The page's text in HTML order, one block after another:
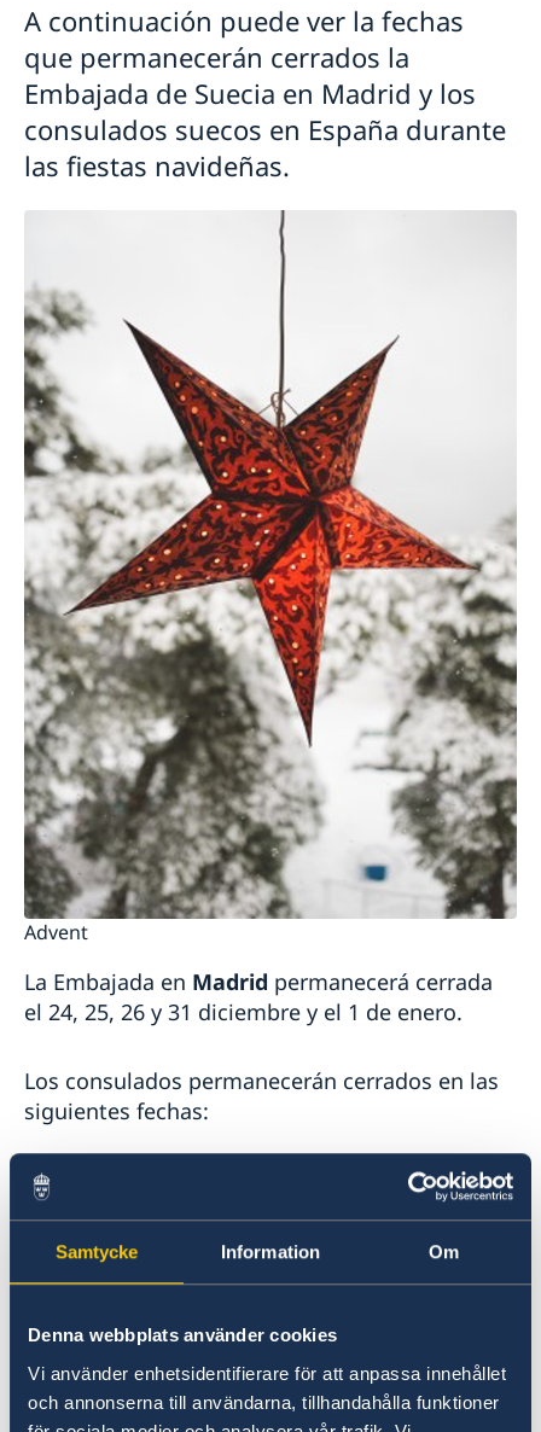
Samtycke Information Om
Denna webbplats använder cookies
Vi använder enhetsidentifierare för att anpassa innehållet
och annonserna till användarna, tillhandahålla funktioner
A continuación puede ver la fechas
que permanecerán cerrados la
Embajada de Suecia en Madrid y los
consulados suecos en España durante
las fiestas navideñas.
Advent
La Embajada en Madrid permanecerá cerrada
el 24, 25, 26 y 31 diciembre y el 1 de enero.
Los consulados permanecerán cerrados en las
siguientes fechas:
Barcelona : 25 y 26 diciembre y 1 de enero
Jerez de la Frontera: del 24 de diciembre al 8
de enero
La Coruña: 25 de diciembre y 1 de enero
Las Palmas: 24 y 25 diciembre, 1 y 7 de enero